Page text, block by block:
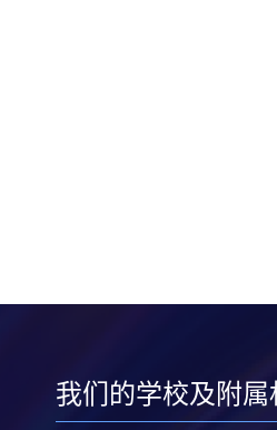
我们的学校及附属